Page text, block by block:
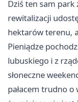
Dziś ten sam
rewitalizacji
hektarów terenu,
Pieniądze
lubuskiego i z
słoneczne
pałacem trudno